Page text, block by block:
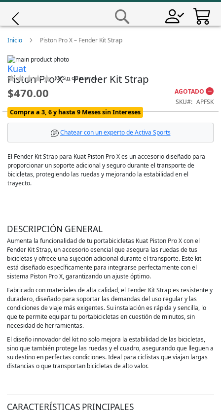
Saltar
Contenido
Inicio Piston Pro X – Fender Kit Strap
Skip
to
the
end
of
images
gallery
Skip
to
the
beginning
the
images
Kuat
Piston Pro X – Fender Kit Strap
Calificación:
0
100
(0)Sin opiniones
$470.00
AGOTADO
SKU
APFSK
Compra a 3, 6 y hasta 9 Meses sin Intereses
Chatear con un experto de Activa Sports
El Fender Kit Strap para Kuat Piston Pro X es un accesorio diseñado para
proporcionar un soporte adicional y seguro durante el transporte de
bicicletas, protegiendo las ruedas y mejorando la estabilidad en el
trayecto.
DESCRIPCIÓN GENERAL
Aumenta la funcionalidad de tu portabicicletas Kuat Piston Pro X con el
Fender Kit Strap, un accesorio esencial que asegura las ruedas de tus
bicicletas y ofrece una sujeción adicional durante el transporte. Este kit
está diseñado específicamente para integrarse perfectamente con el
sistema Piston Pro X, garantizando un ajuste óptimo.
Fabricado con materiales de alta calidad, el Fender Kit Strap es resistente y
duradero, diseñado para soportar las demandas del uso regular y las
condiciones de viaje más exigentes. Su instalación es rápida y sencilla, lo
que te permite equipar tu portabicicletas en cuestión de minutos, sin
necesidad de herramientas.
El diseño innovador del kit no solo mejora la estabilidad de las bicicletas,
sino que también protege las ruedas y el cuadro, asegurando que lleguen a
su destino en perfectas condiciones. Ideal para ciclistas que viajan largas
distancias o que transportan bicicletas de alto valor.
CARACTERÍSTICAS PRINCIPALES
Giro
Iscali
Magene
MET